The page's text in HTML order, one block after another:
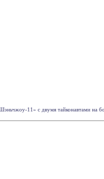
11» с двумя тайконавтами на